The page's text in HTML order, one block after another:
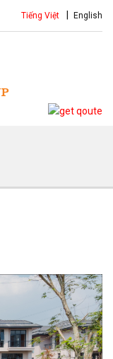
Tiếng Việt English